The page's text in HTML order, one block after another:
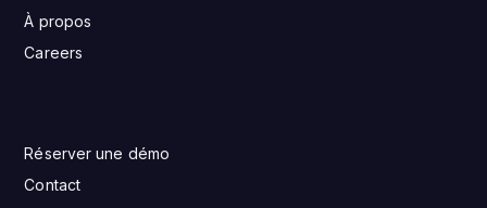
À propos
Careers
Réserver une démo
Contact